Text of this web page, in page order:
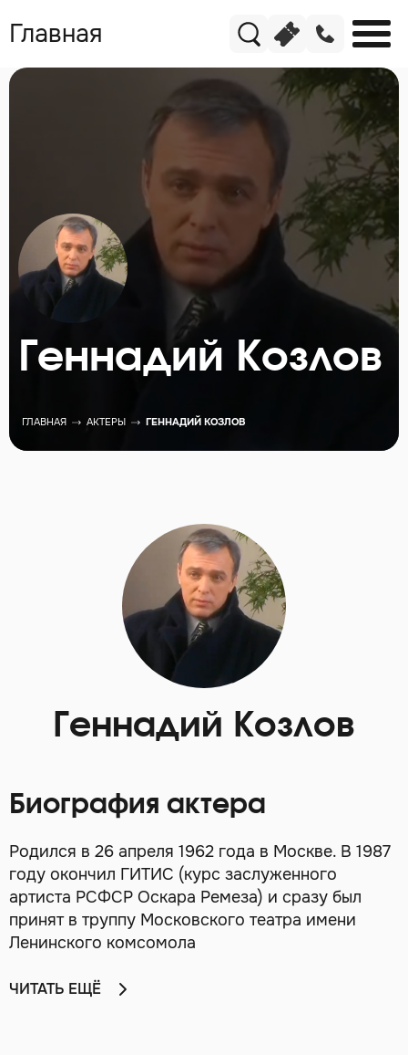
Главная
Геннадий Козлов
ГЛАВНАЯ АКТЕРЫ ГЕННАДИЙ КОЗЛОВ
Геннадий Козлов
Биография актера
Родился в 26 апреля 1962 года в Москве. В 1987
году окончил ГИТИС (курс заслуженного
артиста РСФСР Оскара Ремеза) и сразу был
принят в труппу Московского театра имени
Ленинского комсомола
ЧИТАТЬ ЕЩЁ